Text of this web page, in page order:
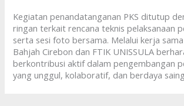
Kegiatan penandatanganan PKS ditutup
ringan terkait rencana teknis pelaksanaan
serta sesi foto bersama. Melalui kerja sama
Bahjah Cirebon dan FTIK UNISSULA
berkontribusi aktif dalam pengembangan
yang unggul, kolaboratif, dan berdaya